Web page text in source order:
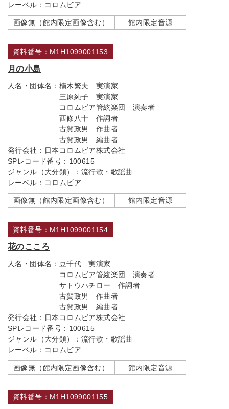
レーベル： コロムビア
画像無（館内限定画像含む） 館内限定音源
資料番号：M1H1099001153
月の小島
人名・団体名： 楠木繁夫 実演家
三原純子 実演家
コロムビア管絃楽団 演奏者
西條八十 作詞者
古賀政男 作曲者
古賀政男 編曲者
発行会社： 日本コロムビア株式会社
SPレコード番号： 100615
ジャンル（大分類）： 流行歌・歌謡曲
レーベル： コロムビア
画像無（館内限定画像含む） 館内限定音源
資料番号：M1H1099001154
花のこころ
人名・団体名： 豆千代 実演家
コロムビア管絃楽団 演奏者
サトウハチロー 作詞者
古賀政男 作曲者
古賀政男 編曲者
発行会社： 日本コロムビア株式会社
SPレコード番号： 100615
ジャンル（大分類）： 流行歌・歌謡曲
レーベル： コロムビア
画像無（館内限定画像含む） 館内限定音源
資料番号：M1H1099001155